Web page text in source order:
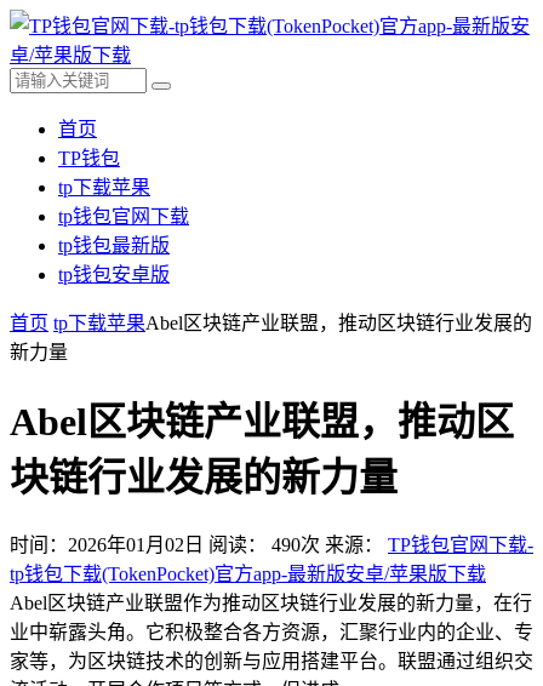
首页
TP钱包
tp下载苹果
tp钱包官网下载
tp钱包最新版
tp钱包安卓版
首页 tp下载苹果Abel区块链产业联盟，推动区块链行业发展的
新力量
Abel区块链产业联盟，推动区
块链行业发展的新力量
时间：2026年01月02日 阅读： 490次 来源： TP钱包官网下载-
tp钱包下载(TokenPocket)官方app-最新版安卓/苹果版下载
Abel区块链产业联盟作为推动区块链行业发展的新力量，在行
业中崭露头角。它积极整合各方资源，汇聚行业内的企业、专
家等，为区块链技术的创新与应用搭建平台。联盟通过组织交